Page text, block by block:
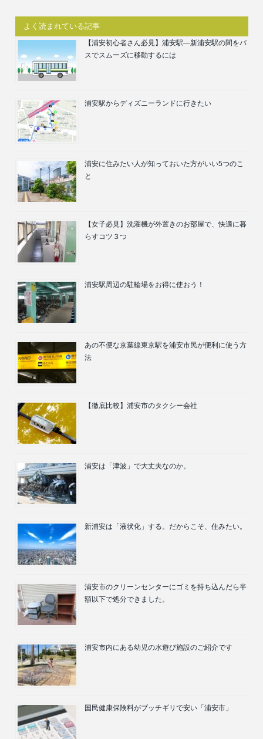
よく読まれている記事
【浦安初心者さん必見】浦安駅―新浦安駅の間をバ
スでスムーズに移動するには
浦安駅からディズニーランドに行きたい
浦安に住みたい人が知っておいた方がいい5つのこ
と
【女子必見】洗濯機が外置きのお部屋で、快適に暮
らすコツ３つ
浦安駅周辺の駐輪場をお得に使おう！
あの不便な京葉線東京駅を浦安市民が便利に使う方
法
【徹底比較】浦安市のタクシー会社
浦安は「津波」で大丈夫なのか。
新浦安は「液状化」する。だからこそ、住みたい。
浦安市のクリーンセンターにゴミを持ち込んだら半
額以下で処分できました。
浦安市内にある幼児の水遊び施設のご紹介です
国民健康保険料がブッチギリで安い「浦安市」